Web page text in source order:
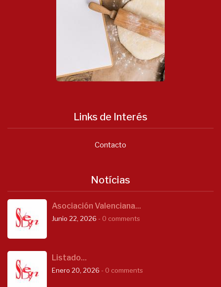
Links de Interés
Contacto
Notícias
Asociación Valenciana...
Junio 22, 2026 - 0 comments
Listado...
Enero 20, 2026 - 0 comments